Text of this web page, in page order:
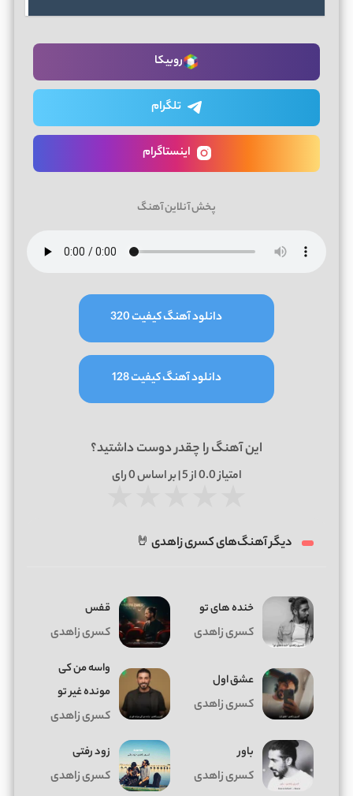
روبیکا
تلگرام
اینستاگرام
پخش آنلاین آهنگ
دانلود آهنگ کیفیت 320
دانلود آهنگ کیفیت 128
این آهنگ را چقدر دوست داشتید؟
امتیاز0.0از 5 | بر اساس 0رای
دیگر آهنگ‌های کسری زاهدی 🤘
خنده های تو
کسری زاهدی
قفس
کسری زاهدی
عشق اول
کسری زاهدی
واسه من کی
مونده غیر تو
کسری زاهدی
باور
کسری زاهدی
زود رفتی
کسری زاهدی